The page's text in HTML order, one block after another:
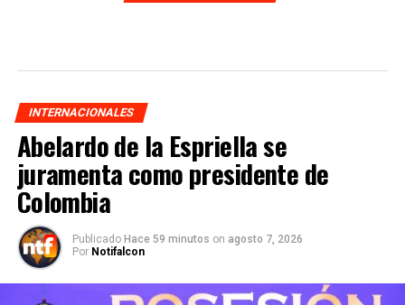
INTERNACIONALES
Abelardo de la Espriella se
juramenta como presidente de
Colombia
Publicado Hace 59 minutos on agosto 7, 2026
Por Notifalcon